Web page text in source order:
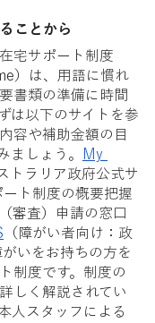
ことから
宅サポート制度
）は、用語に慣れ
書類の準備に時間
は以下のサイトを参
容や補助金額の目
ましょう。
My
トラリア政府公式サ
ト制度の概要把握
審査）申請の窓口
（障がい者向け：政
いをお持ちの方を
制度です。制度の
しく解説されてい
人スタッフによる